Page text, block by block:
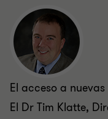
El acceso a
El Dr Tim Klatte,